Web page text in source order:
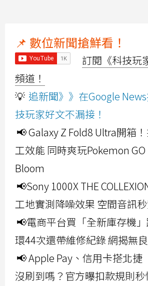
📌 數位新聞搶鮮看！
訂閱《科技玩
頻道！
💡 追新聞》》在Google
技玩家好文不漏接！
📢 Galaxy Z Fold8 Ultra開箱
工效能 同時爽玩Pokemon
Bloom
📢Sony 1000X THE
工地實測降噪效果 空間音訊
📢電商平台買「全新庫存機
環44次還帶維修紀錄 網揭無
📢 Apple Pay、信用卡搭北捷
沒刷到嗎？官方曝扣款規則秒